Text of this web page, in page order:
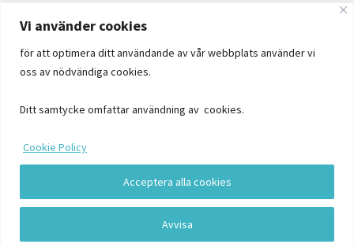
Vi använder cookies
för att optimera ditt användande av vår webbplats använder vi
oss av nödvändiga cookies.
Ditt samtycke omfattar användning av cookies.
Cookie Policy
Avvisa
Acceptera alla cookies
Logga in